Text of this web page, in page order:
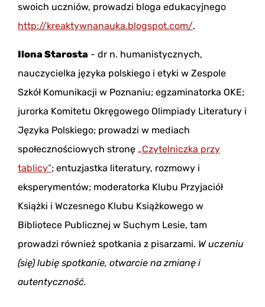
swoich uczniów, prowadzi bloga edukacyjnego
http://kreaktywnanauka.blogspot.com/.
Ilona Starosta - dr n. humanistycznych,
nauczycielka języka polskiego i etyki w Zespole
Szkół Komunikacji w Poznaniu; egzaminatorka OKE;
jurorka Komitetu Okręgowego Olimpiady Literatury i
Języka Polskiego; prowadzi w mediach
społecznościowych stronę „Czytelniczka przy
tablicy”; entuzjastka literatury, rozmowy i
eksperymentów; moderatorka Klubu Przyjaciół
Książki i Wczesnego Klubu Książkowego w
Bibliotece Publicznej w Suchym Lesie, tam
prowadzi również spotkania z pisarzami. W uczeniu
(się) lubię spotkanie, otwarcie na zmianę i
autentyczność.